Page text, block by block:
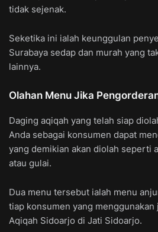
tidak sejenak.
Seketika ini ialah keunggulan
Surabaya sedap dan murah yang
lainnya.
Olahan Menu Jika
Daging aqiqah yang telah siap
Anda sebagai konsumen dapat
yang demikian akan diolah seperti
atau gulai.
Dua menu tersebut ialah menu
tiap konsumen yang menggunakan
Aqiqah Sidoarjo di Jati Sidoarjo.